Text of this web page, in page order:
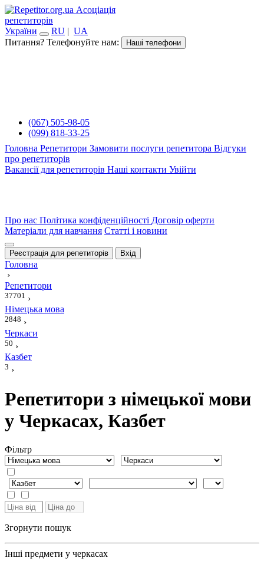
Асоціація
репетиторів
України
RU | UA
Питання? Телефонуйте нам:
Наші телефони
(067) 505-98-05
(099) 818-33-25
Головна Репетитори Замовити послуги репетитора Відгуки
про репетиторів
Вакансії для репетиторів Наші контакти Увійти
Про нас Політика конфіденційності Договір оферти
Матеріали для навчання Статті і новини
Реєстрація для репетиторів Вхід
Головна
›
Репетитори
37701 ›
Німецька мова
2848 ›
Черкаси
50 ›
Казбет
3 ›
Репетитори з німецької мови
у Черкасах, Казбет
Фiльтр
Згорнути пошук
Інші предмети у черкасах